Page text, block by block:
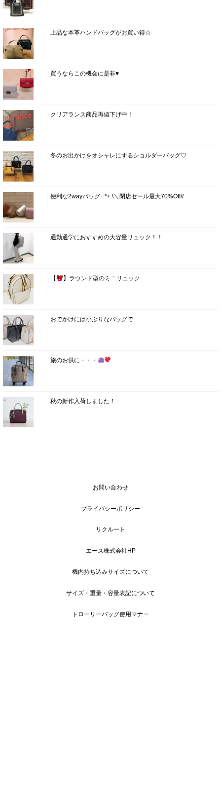
上品な本革ハンドバッグがお買い得☆
買うならこの機会に是非♥
クリアランス商品再値下げ中！
冬のお出かけをオシャレにするショルダーバッグ♡
便利な2wayバッグ･:*+.\＼閉店セール最大70%Off//
通勤通学におすすめの大容量リュック！！
【 】ラウンド型のミニリュック
おでかけには小ぶりなバッグで
旅のお供に・・・
秋の新作入荷しました！
お問い合わせ
プライバシーポリシー
リクルート
エース株式会社HP
機内持ち込みサイズについて
サイズ・重量・容量表記について
トローリーバッグ使用マナー